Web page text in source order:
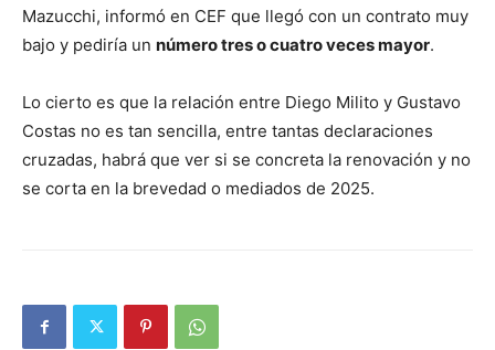
Mazucchi, informó en CEF que llegó con un contrato muy
bajo y pediría un número tres o cuatro veces mayor.
Lo cierto es que la relación entre Diego Milito y Gustavo
Costas no es tan sencilla, entre tantas declaraciones
cruzadas, habrá que ver si se concreta la renovación y no
se corta en la brevedad o mediados de 2025.